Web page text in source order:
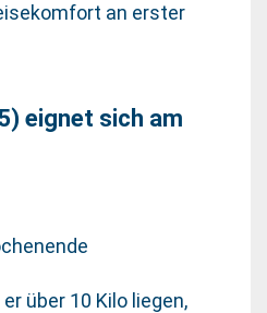
an erster
eignet sich am
über 10 Kilo liegen,